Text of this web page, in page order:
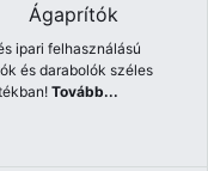
Ágaprítók
ipari felhasználású
és darabolók széles
Tovább...